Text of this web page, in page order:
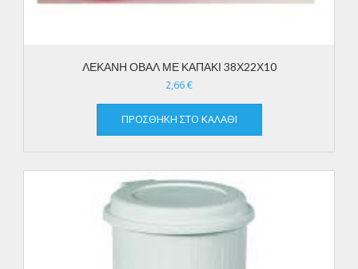
ΛΕΚΑΝΗ ΟΒΑΛ ΜΕ ΚΑΠΑΚΙ 38Χ22Χ10
2,66€
ΠΡΟΣΘΉΚΗ ΣΤΟ ΚΑΛΆΘΙ